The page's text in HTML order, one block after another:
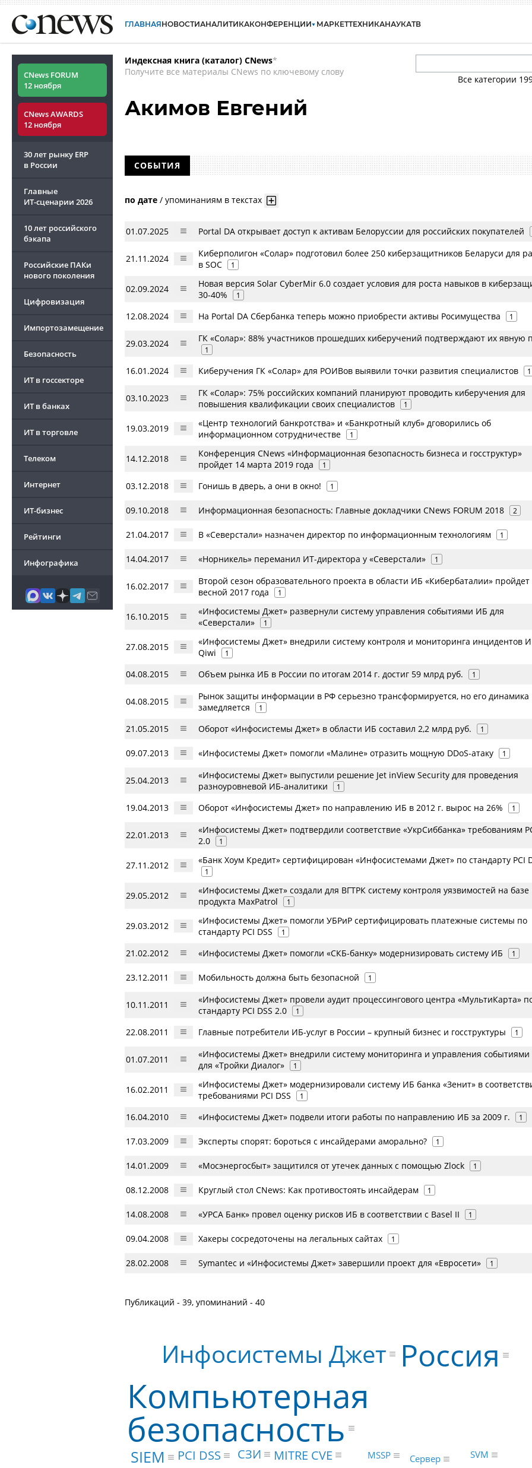
ГЛАВНАЯНОВОСТИАНАЛИТИКАКОНФЕРЕНЦИИ МАРКЕТТЕХНИКАНАУКАТВ
CNews FORUM
12 ноября
CNews AWARDS
12 ноября
30 лет рынку ERP
в России
Главные
ИТ-сценарии 2026
10 лет российского
бэкапа
Российские ПАКи
нового поколения
Цифровизация
Импортозамещение
Безопасность
ИТ в госсекторе
ИТ в банках
ИТ в торговле
Телеком
Интернет
ИТ-бизнес
Рейтинги
Инфографика
Индексная книга (каталог) CNews*
Получите все материалы CNews по ключевому слову
Все категории
Акимов Евгений
СОБЫТИЯ
по дате / упоминаниям в текстах
01.07.2025 Portal DA открывает доступ к активам Белоруссии для российских покупателей
21.11.2024
Киберполигон «Солар» подготовил более 250 киберзащитников Беларуси для
в SOC
1
02.09.2024
Новая версия Solar CyberMir 6.0 создает условия для роста навыков в
30-40%
1
12.08.2024 На Portal DA Сбербанка теперь можно приобрести активы Росимущества 1
29.03.2024 ГК «Солар»: 88% участников прошедших киберучений подтверждают их явную
1
16.01.2024 Киберучения ГК «Солар» для РОИВов выявили точки развития специалистов 1
03.10.2023
ГК «Солар»: 75% российских компаний планируют проводить киберучения для
повышения квалификации своих специалистов
1
19.03.2019
«Центр технологий банкротства» и «Банкротный клуб» дговорились об
информационном сотрудничестве
1
14.12.2018
Конференция CNews «Информационная безопасность бизнеса и госструктур»
пройдет 14 марта 2019 года
1
03.12.2018 Гонишь в дверь, а они в окно! 1
09.10.2018 Информационная безопасность: Главные докладчики CNews FORUM 2018 2
21.04.2017 В «Северстали» назначен директор по информационным технологиям 1
14.04.2017 «Норникель» переманил ИТ-директора у «Северстали» 1
16.02.2017
Второй сезон образовательного проекта в области ИБ «Кибербаталии» пройдет
весной 2017 года
1
16.10.2015
«Инфосистемы Джет» развернули систему управления событиями ИБ для
«Северстали»
1
27.08.2015
«Инфосистемы Джет» внедрили систему контроля и мониторинга инцидентов
Qiwi
1
04.08.2015 Объем рынка ИБ в России по итогам 2014 г. достиг 59 млрд руб. 1
04.08.2015
Рынок защиты информации в РФ серьезно трансформируется, но его динамика
замедляется
1
21.05.2015 Оборот «Инфосистемы Джет» в области ИБ составил 2,2 млрд руб. 1
09.07.2013 «Инфосистемы Джет» помогли «Малине» отразить мощную DDoS-атаку 1
25.04.2013
«Инфосистемы Джет» выпустили решение Jet inView Security для проведения
разноуровневой ИБ-аналитики
1
19.04.2013 Оборот «Инфосистемы Джет» по направлению ИБ в 2012 г. вырос на 26% 1
22.01.2013
«Инфосистемы Джет» подтвердили соответствие «УкрСиббанка» требованиям
2.0
1
27.11.2012 «Банк Хоум Кредит» сертифицирован «Инфосистемами Джет» по стандарту PCI
1
29.05.2012
«Инфосистемы Джет» создали для ВГТРК систему контроля уязвимостей на базе
продукта MaxPatrol
1
29.03.2012
«Инфосистемы Джет» помогли УБРиР сертифицировать платежные системы по
стандарту PCI DSS
1
21.02.2012 «Инфосистемы Джет» помогли «СКБ-банку» модернизировать систему ИБ 1
23.12.2011 Мобильность должна быть безопасной 1
10.11.2011
«Инфосистемы Джет» провели аудит процессингового центра «МультиКарта»
стандарту PCI DSS 2.0
1
22.08.2011 Главные потребители ИБ-услуг в России – крупный бизнес и госструктуры 1
01.07.2011
«Инфосистемы Джет» внедрили систему мониторинга и управления
для «Тройки Диалог»
1
16.02.2011
«Инфосистемы Джет» модернизировали систему ИБ банка «Зенит» в
требованиями PCI DSS
1
16.04.2010 «Инфосистемы Джет» подвели итоги работы по направлению ИБ за 2009 г. 1
17.03.2009 Эксперты спорят: бороться с инсайдерами аморально? 1
14.01.2009 «Мосэнергосбыт» защитился от утечек данных с помощью Zlock 1
08.12.2008 Круглый стол CNews: Как противостоять инсайдерам 1
14.08.2008 «УРСА Банк» провел оценку рисков ИБ в соответствии с Basel II 1
09.04.2008 Хакеры сосредоточены на легальных сайтах 1
28.02.2008 Symantec и «Инфосистемы Джет» завершили проект для «Евросети» 1
Публикаций - 39, упоминаний - 40
Компьютерная
безопасность
Россия
Инфосистемы Джет
SIEM PCI DSS СЗИ MITRE CVE MSSP Сервер SVM